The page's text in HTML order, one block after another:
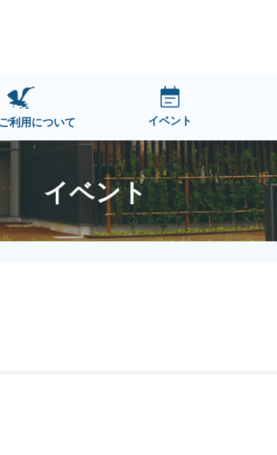
利用について イベント
イベント